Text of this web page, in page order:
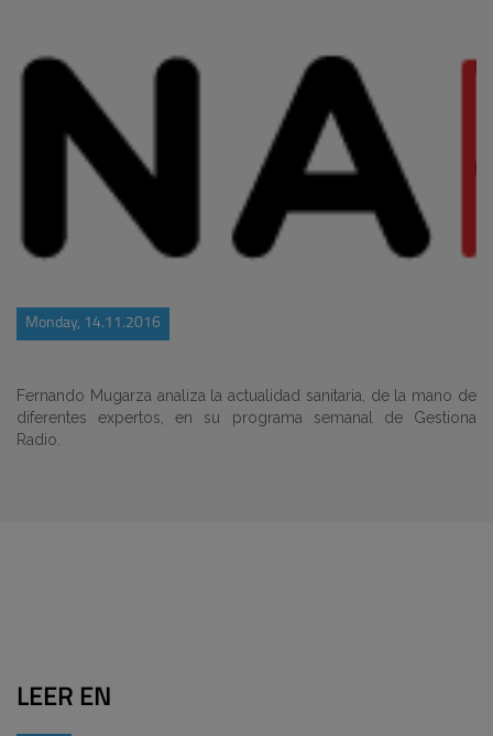
Monday, 14.11.2016
Fernando Mugarza analiza la actualidad sanitaria, de la mano de
diferentes expertos, en su programa semanal de Gestiona
Radio.
LEER EN